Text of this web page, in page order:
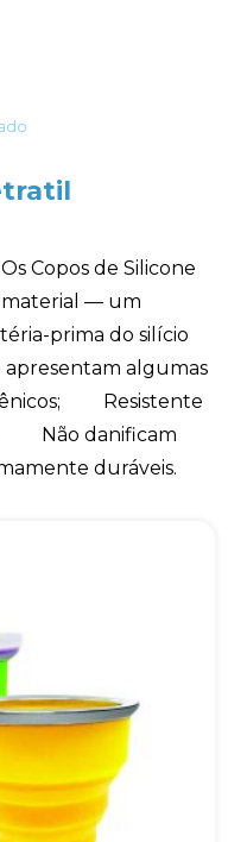
Os Copos de Silicone
material — um
prima do silício
algumas
Resistente
Não danificam
duráveis.
preferências a